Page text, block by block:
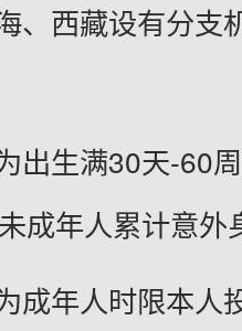
、西藏设有分支
出生满30天-60
成年人累计意
成年人时限本人